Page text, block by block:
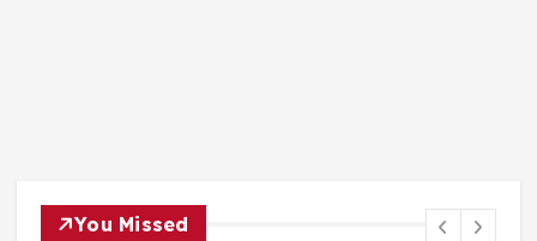
You Missed